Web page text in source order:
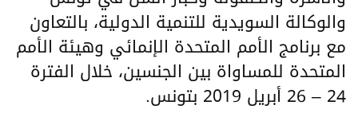
والوكالة السويدية للتنمية الدولية، بالتعاون
مع برنامج الأمم المتحدة الإنمائي وهيئة الأمم
المتحدة للمساواة بين الجنسين، خلال الفترة
24 – 26 أبريل 2019 بتونس.